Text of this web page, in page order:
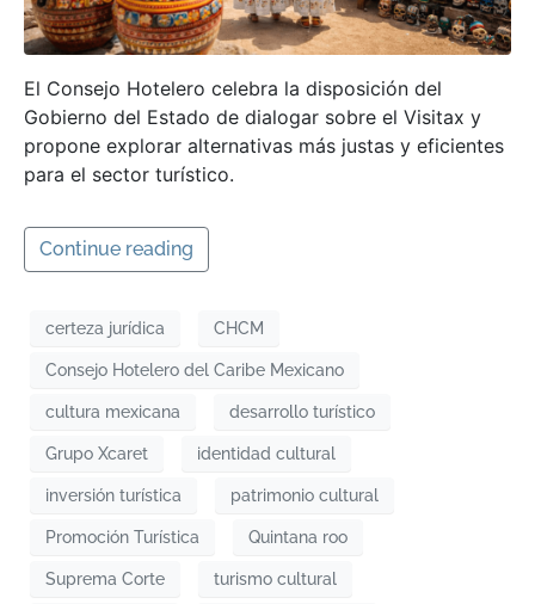
El Consejo Hotelero celebra la disposición del
Gobierno del Estado de dialogar sobre el Visitax y
propone explorar alternativas más justas y eficientes
para el sector turístico.
Continue reading
certeza jurídica CHCM
Consejo Hotelero del Caribe Mexicano
cultura mexicana desarrollo turístico
Grupo Xcaret identidad cultural
inversión turística patrimonio cultural
Promoción Turística Quintana roo
Suprema Corte turismo cultural